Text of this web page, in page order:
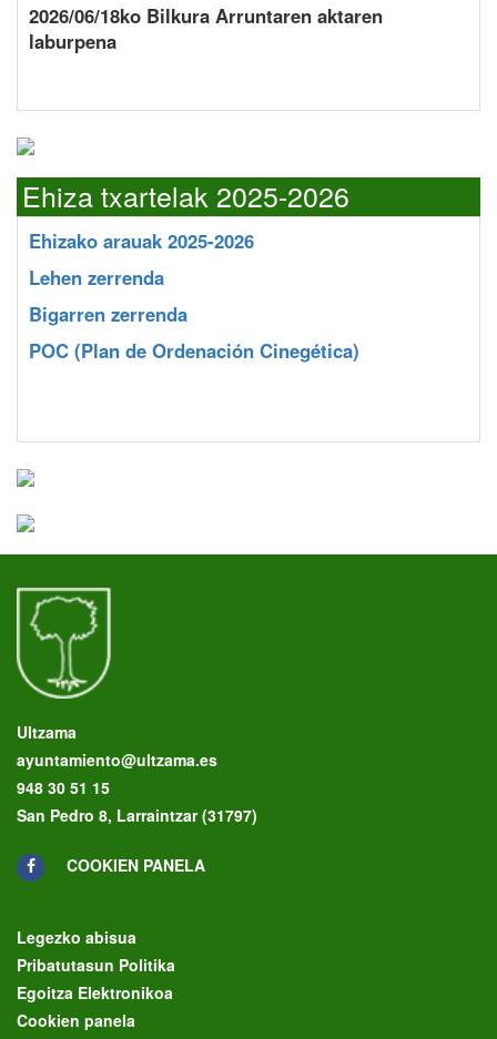
2026/06/18ko Bilkura Arruntaren aktaren
laburpena
Ehiza txartelak 2025-2026
Ehizako arauak 2025-2026
Lehen zerrenda
Bigarren zerrenda
POC (Plan de Ordenación Cinegética)
Ultzama
ayuntamiento@ultzama.es
948 30 51 15
San Pedro 8, Larraintzar (31797)
COOKIEN PANELA
Legezko abisua
Pribatutasun Politika
Egoitza Elektronikoa
Cookien panela